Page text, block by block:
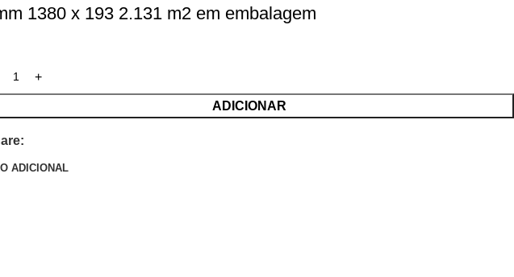
1380 x 193 2.131 m2 em embalagem
ADICIONAR
ADICIONAL